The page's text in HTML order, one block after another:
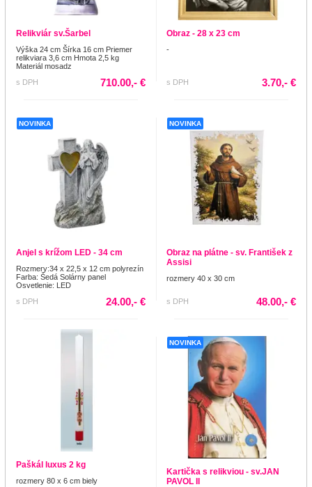
Relikviár sv.Šarbel
Výška 24 cm Šírka 16 cm Priemer
relikviara 3,6 cm Hmota 2,5 kg
Materiál mosadz
s DPH
710.00,- €
Obraz - 28 x 23 cm
-
s DPH 3.70,- €
NOVINKA
Anjel s krížom LED - 34 cm
Rozmery:34 x 22,5 x 12 cm polyrezín
Farba: Šedá Solárny panel
Osvetlenie: LED
s DPH
24.00,- €
NOVINKA
Obraz na plátne - sv. František z
Assisi
rozmery 40 x 30 cm
s DPH 48.00,- €
Paškál luxus 2 kg
rozmery 80 x 6 cm biely
NOVINKA
Kartička s relikviou - sv.JAN
PAVOL II